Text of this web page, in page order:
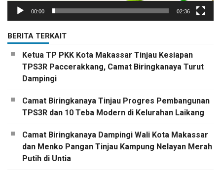
00:00 02:36
BERITA TERKAIT
Ketua TP PKK Kota Makassar Tinjau Kesiapan
TPS3R Paccerakkang, Camat Biringkanaya Turut
Dampingi
Camat Biringkanaya Tinjau Progres Pembangunan
TPS3R dan 10 Teba Modern di Kelurahan Laikang
Camat Biringkanaya Dampingi Wali Kota Makassar
dan Menko Pangan Tinjau Kampung Nelayan Merah
Putih di Untia